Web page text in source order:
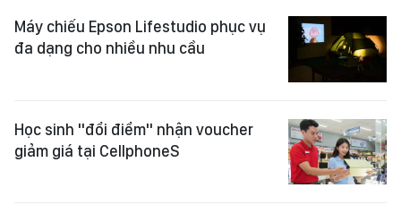
Máy chiếu Epson Lifestudio phục vụ
đa dạng cho nhiều nhu cầu
Học sinh "đổi điểm" nhận voucher
giảm giá tại CellphoneS